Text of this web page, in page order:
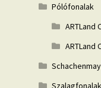
Pólófonalak
ARTLand
ARTLand
Szalagfonalak